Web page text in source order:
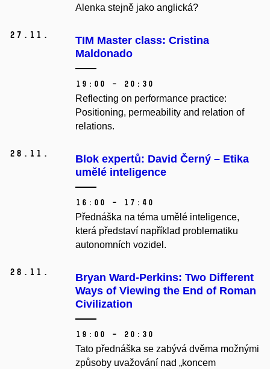
Alenka stejně jako anglická?
27. 11.
TIM Master class: Cristina
Maldonado
19:00 – 20:30
Reflecting on performance practice:
Positioning, permeability and relation of
relations.
28. 11.
Blok expertů: David Černý – Etika
umělé inteligence
16:00 – 17:40
Přednáška na téma umělé inteligence,
která představí například problematiku
autonomních vozidel.
28. 11.
Bryan Ward-Perkins: Two Different
Ways of Viewing the End of Roman
Civilization
19:00 – 20:30
Tato přednáška se zabývá dvěma možnými
způsoby uvažování nad „koncem